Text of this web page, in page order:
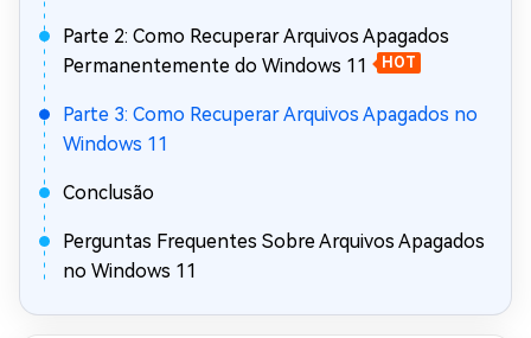
Parte 2: Como Recuperar Arquivos Apagados
Permanentemente do Windows 11
HOT
Parte 3: Como Recuperar Arquivos Apagados no
Windows 11
Conclusão
Perguntas Frequentes Sobre Arquivos Apagados
no Windows 11